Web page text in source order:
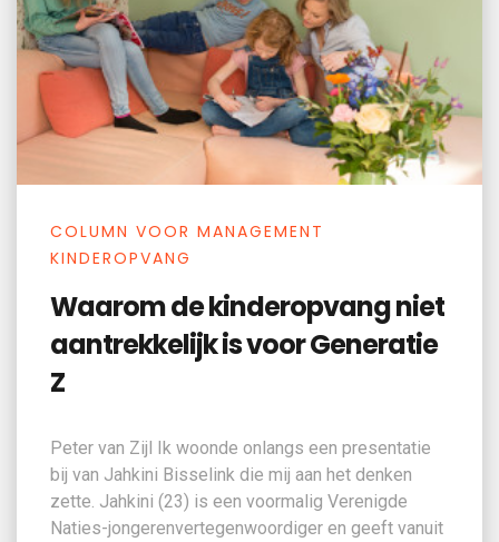
COLUMN VOOR MANAGEMENT
KINDEROPVANG
Waarom de kinderopvang niet
aantrekkelijk is voor Generatie
Z
Peter van Zijl Ik woonde onlangs een presentatie
bij van Jahkini Bisselink die mij aan het denken
zette. Jahkini (23) is een voormalig Verenigde
Naties-jongerenvertegenwoordiger en geeft vanuit